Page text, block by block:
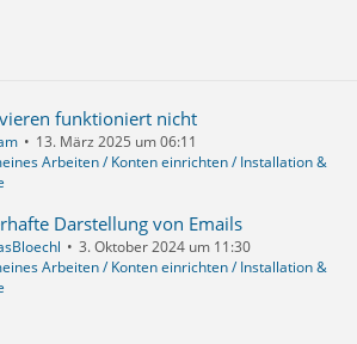
funktioniert nicht
13. März 2025 um 06:11
Arbeiten / Konten einrichten / Installation &
Darstellung von Emails
3. Oktober 2024 um 11:30
Arbeiten / Konten einrichten / Installation &